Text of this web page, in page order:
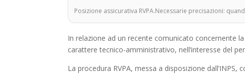
Posizione assicurativa RVPA.Necessarie precisazioni:
In relazione ad un recente comunicato concernente
carattere tecnico-amministrativo, nell’interesse del
La procedura RVPA, messa a disposizione